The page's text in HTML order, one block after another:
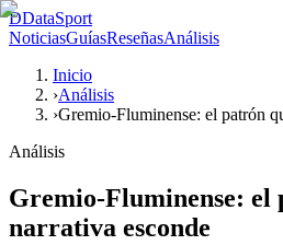
DDataSport
NoticiasGuíasReseñasAnálisis
Inicio
›Análisis
›Gremio-Fluminense: el patrón
Análisis
Gremio-Fluminense: el
narrativa esconde